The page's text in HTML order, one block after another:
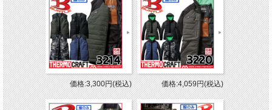
価格:3,300円(税込) 価格:4,059円(税込)